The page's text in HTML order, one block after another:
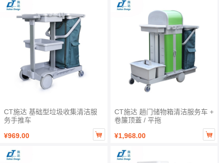
CT施达 基础型垃圾收集清洁服
务手推车
¥969.00

CT施达 趟门储物箱清洁服务车 +
卷簾顶蓋 / 平拖
¥1,968.00
